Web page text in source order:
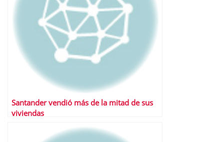
Santander vendió más de la mitad de sus
viviendas